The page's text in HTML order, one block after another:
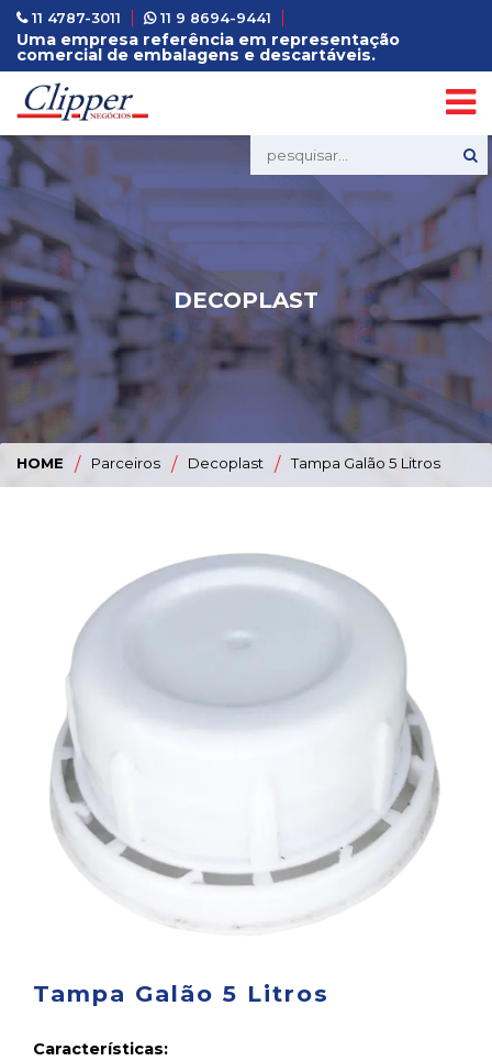
11 4787-3011 11 9 8694-9441
Uma empresa referência em representação
comercial de embalagens e descartáveis.
DECOPLAST
HOME / Parceiros / Decoplast / Tampa Galão 5 Litros
Tampa Galão 5 Litros
Características: